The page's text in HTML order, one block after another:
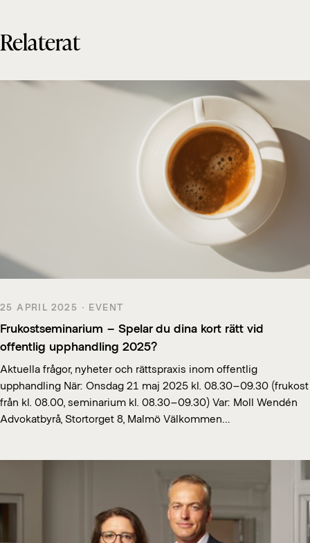
Relaterat
25 APRIL 2025 · EVENT
Frukostseminarium – Spelar du dina kort rätt vid
offentlig upphandling 2025?
Aktuella frågor, nyheter och rättspraxis inom offentlig
upphandling När: Onsdag 21 maj 2025 kl. 08.30–09.30 (frukost
från kl. 08.00, seminarium kl. 08.30–09.30) Var: Moll Wendén
Advokatbyrå, Stortorget 8, Malmö Välkommen…